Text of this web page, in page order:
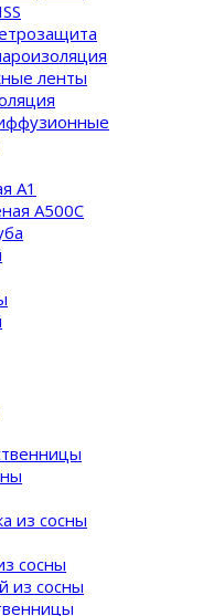
ленты
А1
A500C
из сосны
сосны
из сосны